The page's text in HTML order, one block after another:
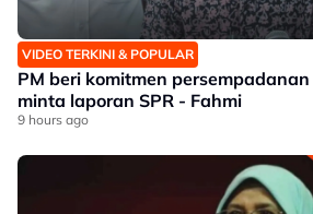
VIDEO TERKINI & POPULAR
PM beri komitmen
minta laporan SPR - Fahmi
9 hours ago